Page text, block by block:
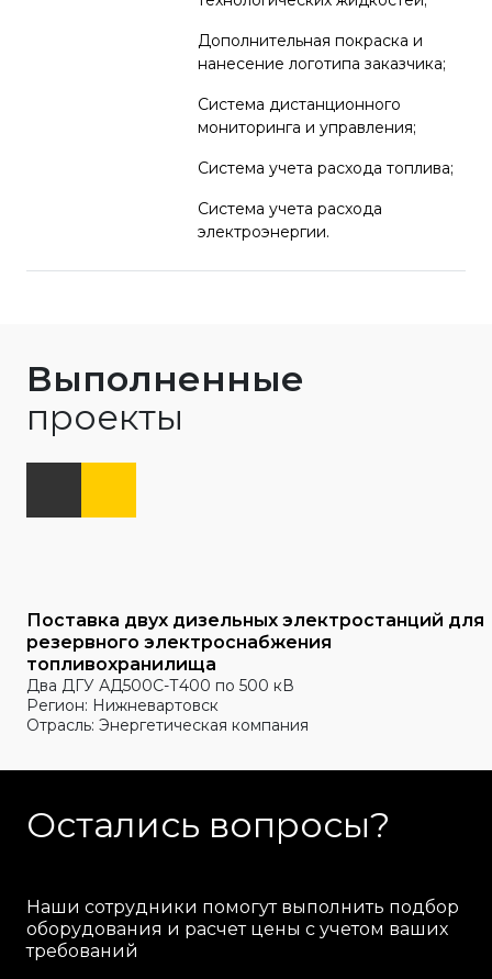
Дополнительная покраска и
нанесение логотипа заказчика;
Система дистанционного
мониторинга и управления;
Система учета расхода топлива;
Система учета расхода
электроэнергии.
Выполненные
проекты
Поставка двух дизельных электростанций для
резервного электроснабжения
топливохранилища
Два ДГУ АД500С-Т400 по 500 кВ
Регион: Нижневартовск
Отрасль: Энергетическая компания
Остались вопросы?
Наши сотрудники помогут выполнить подбор
оборудования и расчет цены с учетом ваших
требований